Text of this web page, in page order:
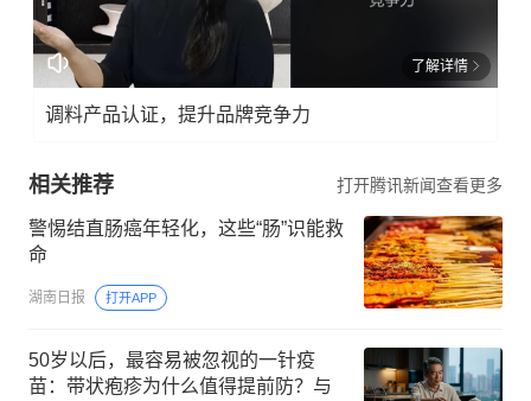
了解详情
调料产品认证，提升品牌竞争力
相关推荐 打开腾讯新闻查看更多
警惕结直肠癌年轻化，这些“肠”识能救
命
湖南日报 打开APP
50岁以后，最容易被忽视的一针疫
苗：带状疱疹为什么值得提前防？与